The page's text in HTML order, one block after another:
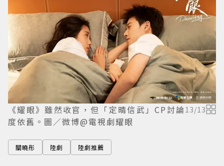
《耀眼》雖然收官，但「定晴信武」CP討論
度依舊。圖／微博@電視劇耀眼
13/13
關曉彤 陸劇 陸劇推薦